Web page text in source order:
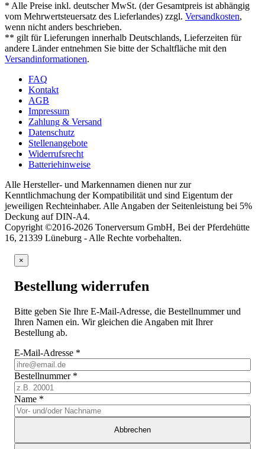
* Alle Preise inkl. deutscher MwSt. (der Gesamtpreis ist abhängig
vom Mehrwertsteuersatz des Lieferlandes) zzgl. Versandkosten,
wenn nicht anders beschrieben.
** gilt für Lieferungen innerhalb Deutschlands, Lieferzeiten für
andere Länder entnehmen Sie bitte der Schaltfläche mit den
Versandinformationen.
FAQ
Kontakt
AGB
Impressum
Zahlung & Versand
Datenschutz
Stellenangebote
Widerrufsrecht
Batteriehinweise
Alle Hersteller- und Markennamen dienen nur zur
Kenntlichmachung der Kompatibilität und sind Eigentum der
jeweiligen Rechteinhaber. Alle Angaben der Seitenleistung bei 5%
Deckung auf DIN-A4.
Copyright ©2016-2026 Tonerversum GmbH, Bei der Pferdehütte
16, 21339 Lüneburg - Alle Rechte vorbehalten.
×
Bestellung widerrufen
Bitte geben Sie Ihre E-Mail-Adresse, die Bestellnummer und
Ihren Namen ein. Wir gleichen die Angaben mit Ihrer
Bestellung ab.
E-Mail-Adresse *
Bestellnummer *
Name *
Abbrechen